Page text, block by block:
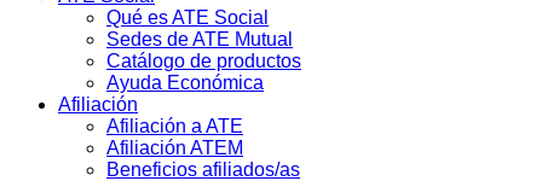
Qué es ATE Social
Sedes de ATE Mutual
Catálogo de productos
Ayuda Económica
Afiliación
Afiliación a ATE
Afiliación ATEM
Beneficios afiliados/as